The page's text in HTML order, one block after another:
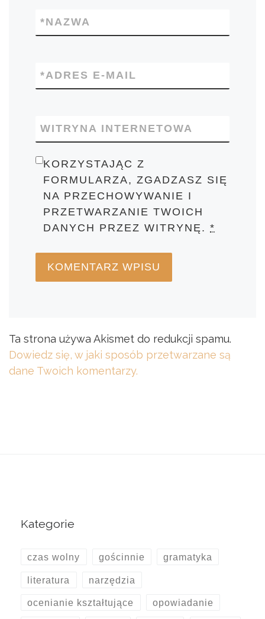
NAZWA
*
ADRES E-MAIL
*
WITRYNA INTERNETOWA
KORZYSTAJĄC Z
FORMULARZA, ZGADZASZ SIĘ
NA PRZECHOWYWANIE I
PRZETWARZANIE TWOICH
DANYCH PRZEZ WITRYNĘ.*
Ta strona używa Akismet do redukcji spamu.
Dowiedz się, w jaki sposób przetwarzane są
dane Twoich komentarzy.
Kategorie
czas wolny gościnnie gramatyka
literatura narzędzia
ocenianie kształtujące opowiadanie